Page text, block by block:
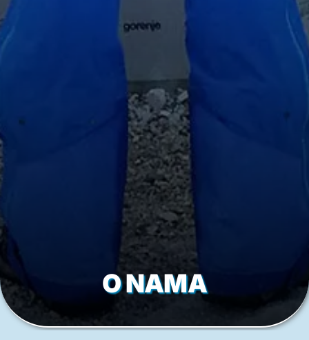
O NAMA